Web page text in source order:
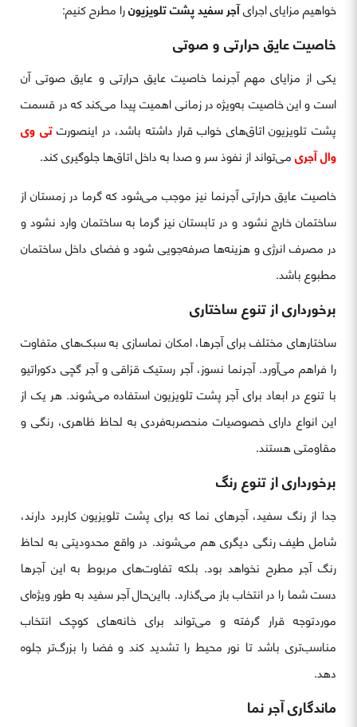
خواهیم مزایای اجرایآجر سفید پشت تلویزیونرا مطرح کنیم:
خاصیت عایق حرارتی و صوتی
یکی از مزایای مهم آجرنما خاصیت عایق حرارتی و عایق صوتی آن
است و این خاصیت به‌ویژه در زمانی اهمیت پیدا می‌کند که در قسمت
پشت تلویزیون اتاق‌های خواب قرار داشته باشد، در اینصورتتی وی
وال آجریمی‌تواند از نفوذ سر و صدا به داخل اتاق‌ها جلوگیری کند.
خاصیت عایق حرارتی آجرنما نیز موجب می‌شود که گرما در زمستان از
ساختمان خارج نشود و در تابستان نیز گرما به ساختمان وارد نشود و
در مصرف انرژی و هزینه‌ها صرفه‌جویی شود و فضای داخل ساختمان
مطبوع باشد.
برخورداری از تنوع ساختاری
ساختارهای مختلف برای آجرها، امکان نماسازی به سبک‌های متفاوت
را فراهم می‌آورد. آجرنما نسوز، آجر رستیک قزاقی و آجر گچی دکوراتیو
با تنوع در ابعاد برای آجر پشت تلویزیون استفاده می‌شوند. هر یک از
این انواع دارای خصوصیات منحصربه‌فردی به لحاظ ظاهری، رنگی و
مقاومتی هستند.
برخورداری از تنوع رنگ
جدا از رنگ سفید، آجرهای نما که برای پشت تلویزیون کاربرد دارند،
شامل طیف رنگی دیگری هم می‌شوند. در واقع محدودیتی به لحاظ
رنگ آجر مطرح نخواهد بود. بلکه تفاوت‌های مربوط به این آجرها
دست شما را در انتخاب باز می‌گذارد. بااین‌حال آجر سفید به طور ویژه‌ای
موردتوجه قرار گرفته و می‌تواند برای خانه‌های کوچک انتخاب
مناسب‌تری باشد تا نور محیط را تشدید کند و فضا را بزرگ‌تر جلوه
دهد.
ماندگاری آجر نما